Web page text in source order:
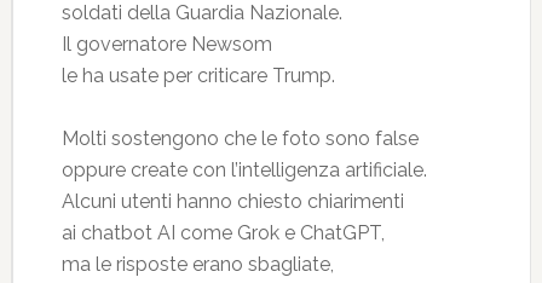
soldati della Guardia Nazionale.
Il governatore Newsom
le ha usate per criticare Trump.
Molti sostengono che le foto sono false
oppure create con l’intelligenza artificiale.
Alcuni utenti hanno chiesto chiarimenti
ai chatbot AI come Grok e ChatGPT,
ma le risposte erano sbagliate,